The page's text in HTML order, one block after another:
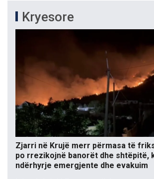
Kryesore
Zjarri në Krujë merr përmasa të
po rrezikojnë banorët dhe shtëpitë,
ndërhyrje emergjente dhe evakuim